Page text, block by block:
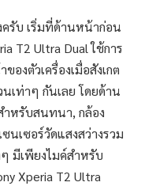
ครับ เริ่มที่ด้านหน้าก่อน
T2 Ultra Dual ใช้การ
งตัวเครื่องเมื่อสังเกต
เท่าๆ กันเลย โดยด้าน
ำหรับสนทนา, กล้อง
นเซอร์วัดแสงสว่างรวม
มีเพียงไมค์สำหรับ
Xperia T2 Ultra